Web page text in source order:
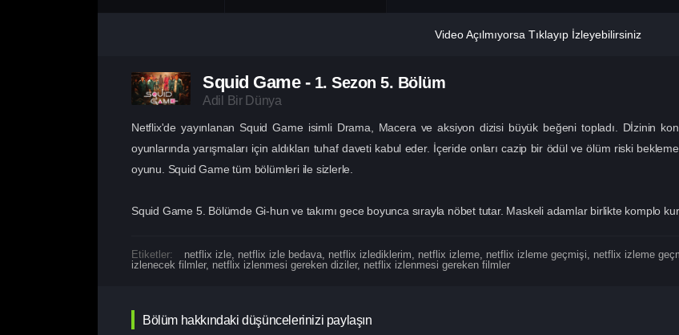
Video Açılmıyorsa Tıklayıp İzleyebilirsiniz
Squid Game- 1. Sezon 5. Bölüm
Adil Bir Dünya
Netflix'de yayınlanan Squid Game isimli Drama, Macera ve aksiyon dizisi büyük beğeni topladı. Dİzinin
oyunlarında yarışmaları için aldıkları tuhaf daveti kabul eder. İçeride onları cazip bir ödül ve ölüm riski
oyunu. Squid Game tüm bölümleri ile sizlerle.
Squid Game 5. Bölümde Gi-hun ve takımı gece boyunca sırayla nöbet tutar. Maskeli adamlar birlikte komplo
Etiketler: netflix izle netflix izle bedava netflix izlediklerim netflix izleme netflix izleme geçmişi netflix izleme
izlenecek filmler, netflix izlenmesi gereken diziler, netflix izlenmesi gereken filmler
Bölüm hakkındaki düşüncelerinizi paylaşın